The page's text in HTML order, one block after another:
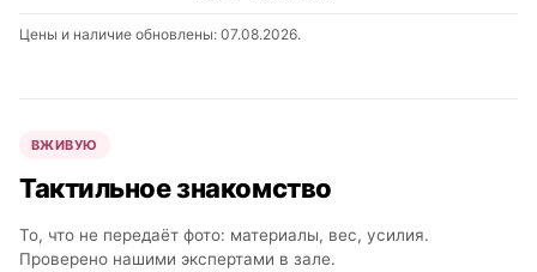
Цены и наличие обновлены: 07.08.2026.
ВЖИВУЮ
Тактильное знакомство
То, что не передаёт фото: материалы, вес, усилия.
Проверено нашими экспертами в зале.